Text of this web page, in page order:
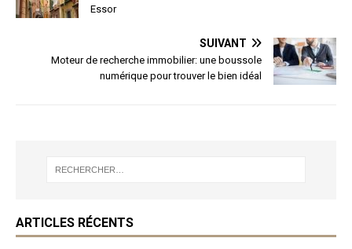
Essor
SUIVANT
Moteur de recherche immobilier: une boussole
numérique pour trouver le bien idéal
ARTICLES RÉCENTS